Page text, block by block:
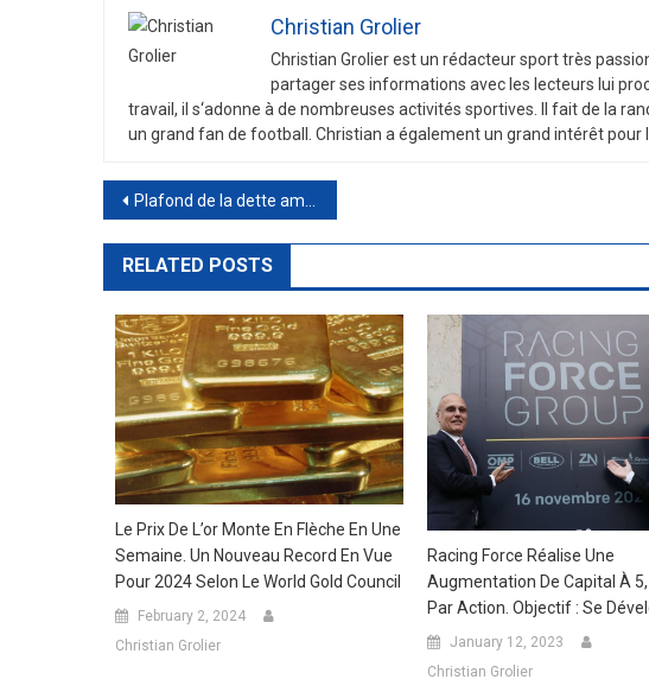
Christian Grolier
Christian Gro lierestun rédacteursporttrès
partagerses informations avec les lecteurs ui
travail , il s‘adonne à de nombreuses activités sportives faitde la r
un grand fan de football Christian a égal ementun grand intérêtpour
Post
navigation
Plafond de la dette américaine, les augmentations ne sont pas rares. Pourquoi il est erroné de faire des comparaisons avec 2011
RELATED POSTS
Le Prix De L’or Monte En Flèche En Une
Semaine. Un Nouveau Record En Vue
Pour 2024 Selon Le World Gold Council
February 2, 2024
Christian Grolier
Racing Force Réalise Une
Augmentation De Capital À
Par Action. Objectif : Se
January 12, 2023
Christian Grolier